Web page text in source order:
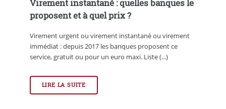
Virement instantané : quelles banques le
proposent et à quel prix ?
Virement urgent ou virement instantané ou virement
immédiat : depuis 2017 les banques proposent ce
service, gratuit ou pour un euro maxi. Liste (...)
LIRE LA SUITE